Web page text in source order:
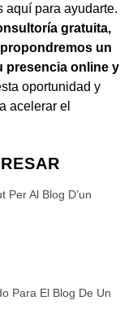
aquí para ayudarte.
gratuita,
un
presencia online y
oportunidad y
acelerar el
Per Al Blog D’un
Para El Blog De Un